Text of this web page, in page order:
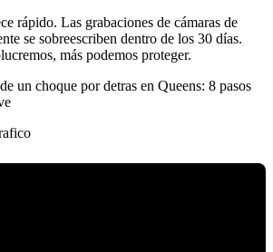
rápido. Las grabaciones de cámaras de
se sobreescriben dentro de los 30 días.
más podemos proteger.